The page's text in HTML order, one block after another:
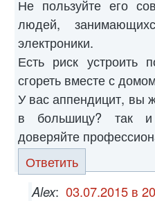
Не пользуйте его
людей,
электроники.
Есть риск устроить
сгореть вместе с
У вас аппендицит, вы
в большицу? так и
доверяйте
Ответить
Alex: 03.07.2015 в